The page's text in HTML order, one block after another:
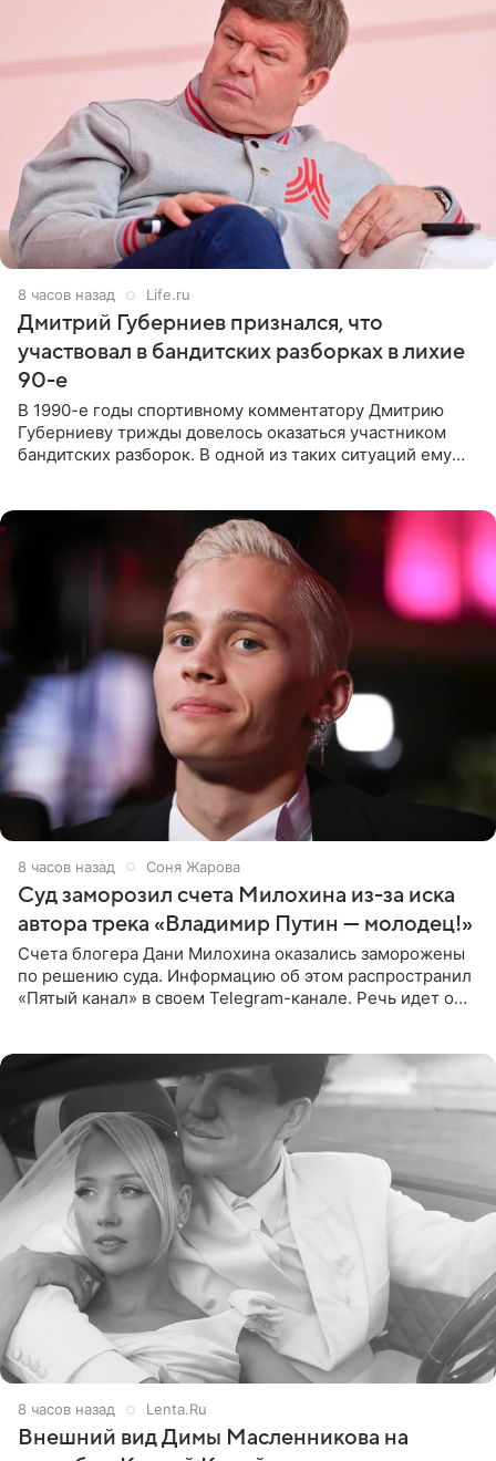
8 часов назад Life.ru
Дмитрий Губерниев признался, что
участвовал в бандитских разборках в лихие
90-е
В 1990-е годы спортивному комментатору Дмитрию
Губерниеву трижды довелось оказаться участником
бандитских разборок. В одной из таких ситуаций ему
8 часов назад Соня Жарова
Суд заморозил счета Милохина из-за иска
автора трека «Владимир Путин — молодец!»
Счета блогера Дани Милохина оказались заморожены
по решению суда. Информацию об этом распространил
«Пятый канал» в своем Telegram-канале. Речь идет о
8 часов назад Lenta.Ru
Внешний вид Димы Масленникова на